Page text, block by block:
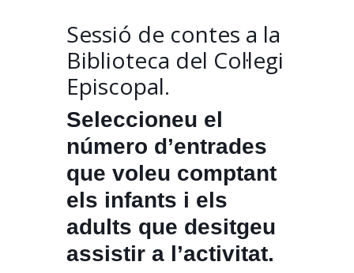
Sessió de contes a la
Biblioteca del Col·legi
Episcopal.
Seleccioneu el
número d’entrades
que voleu comptant
els infants i els
adults que desitgeu
assistir a l’activitat.